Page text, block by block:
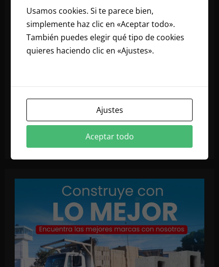
Usamos cookies. Si te parece bien,
simplemente haz clic en «Aceptar todo».
También puedes elegir qué tipo de cookies
quieres haciendo clic en «Ajustes».
Ajustes
Aceptar todo